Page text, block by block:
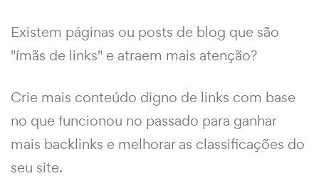
Existem páginas ou posts de blog que são
"ímãs de links" e atraem mais atenção?
Crie mais conteúdo digno de links com base
no que funcionou no passado para ganhar
mais backlinks e melhorar as classificações do
seu site.